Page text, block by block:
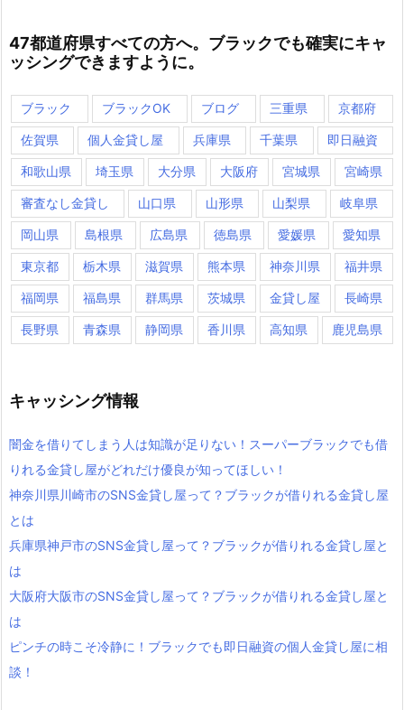
47都道府県すべての方へ。ブラックでも確実にキャ
ッシングできますように。
ブラック ブラックOK ブログ 三重県 京都府
佐賀県 個人金貸し屋 兵庫県 千葉県 即日融資
和歌山県 埼玉県 大分県 大阪府 宮城県 宮崎県
審査なし金貸し 山口県 山形県 山梨県 岐阜県
岡山県 島根県 広島県 徳島県 愛媛県 愛知県
東京都 栃木県 滋賀県 熊本県 神奈川県 福井県
福岡県 福島県 群馬県 茨城県 金貸し屋 長崎県
長野県 青森県 静岡県 香川県 高知県 鹿児島県
キャッシング情報
闇金を借りてしまう人は知識が足りない！スーパーブラックでも借
りれる金貸し屋がどれだけ優良が知ってほしい！
神奈川県川崎市のSNS金貸し屋って？ブラックが借りれる金貸し屋
とは
兵庫県神戸市のSNS金貸し屋って？ブラックが借りれる金貸し屋と
は
大阪府大阪市のSNS金貸し屋って？ブラックが借りれる金貸し屋と
は
ピンチの時こそ冷静に！ブラックでも即日融資の個人金貸し屋に相
談！